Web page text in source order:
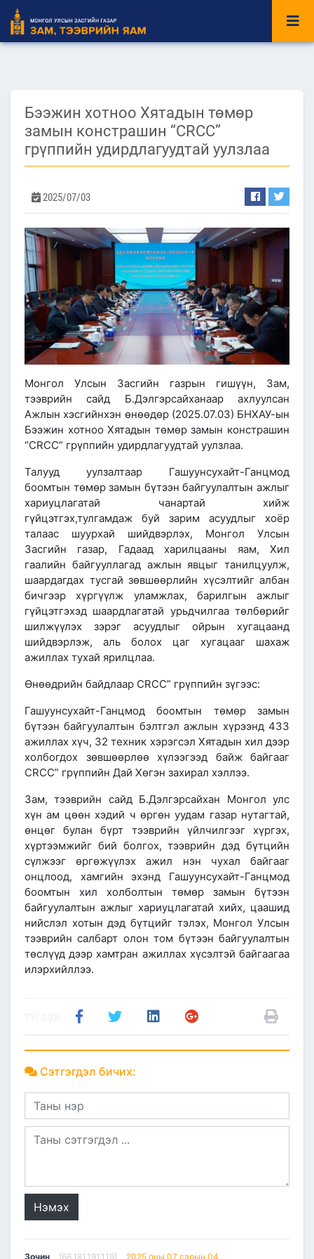
Бээжин хотноо Хятадын төмөр
замын констрашин “CRCC”
грүппийн удирдлагуудтай уулзлаа
2025/07/03
Монгол Улсын Засгийн газрын гишүүн, Зам,
тээврийн сайд Б.Дэлгэрсайханаар ахлуулсан
Ажлын хэсгийнхэн өнөөдөр (2025.07.03) БНХАУ-ын
Бээжин хотноо Хятадын төмөр замын констрашин
“CRCC” грүппийн удирдлагуудтай уулзлаа.
Талууд уулзалтаар Гашуунсухайт-Ганцмод
боомтын төмөр замын бүтээн байгуулалтын ажлыг
хариуцлагатай чанартай хийж
гүйцэтгэх,тулгамдаж буй зарим асуудлыг хоёр
талаас шуурхай шийдвэрлэх, Монгол Улсын
Засгийн газар, Гадаад харилцааны яам, Хил
гаалийн байгууллагад ажлын явцыг танилцуулж,
шаардагдах тусгай зөвшөөрлийн хүсэлтийг албан
бичгээр хүргүүлж уламжлах, барилгын ажлыг
гүйцэтгэхэд шаардлагатай урьдчилгаа төлбөрийг
шилжүүлэх зэрэг асуудлыг ойрын хугацаанд
шийдвэрлэж, аль болох цаг хугацааг шахаж
ажиллах тухай ярилцлаа.
Өнөөдрийн байдлаар CRCC” грүппийн зүгээс:
Гашуунсухайт-Ганцмод боомтын төмөр замын
бүтээн байгуулалтын бэлтгэл ажлын хүрээнд 433
ажиллах хүч, 32 техник хэрэгсэл Хятадын хил дээр
холбогдох зөвшөөрлөө хүлээгээд байж байгааг
CRCC” грүппийн Дай Хөгэн захирал хэллээ.
Зам, тээврийн сайд Б.Дэлгэрсайхан Монгол улс
хүн ам цөөн хэдий ч өргөн уудам газар нутагтай,
өнцөг булан бүрт тээврийн үйлчилгээг хүргэх,
хүртээмжийг бий болгох, тээврийн дэд бүтцийн
сүлжээг өргөжүүлэх ажил нэн чухал байгааг
онцлоод, хамгийн эхэнд Гашуунсухайт-Ганцмод
боомтын хил холболтын төмөр замын бүтээн
байгуулалтын ажлыг хариуцлагатай хийх, цаашид
нийслэл хотын дэд бүтцийг тэлэх, Монгол Улсын
тээврийн салбарт олон том бүтээн байгуулалтын
төслүүд дээр хамтран ажиллах хүсэлтэй байгаагаа
илэрхийллээ.
Сэтгэгдэл бичих:
Нэмэх
Зочин [66.181.191.119] 2025 оны 07 сарын 04